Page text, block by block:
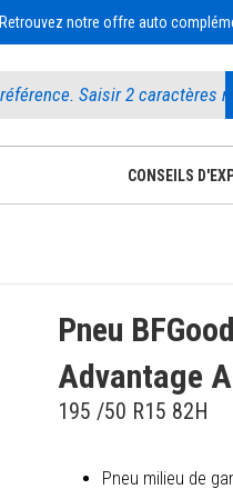
Retrouvez notre offre auto
CONSEILS
Pneu
Advantage
195 /50 R15 82H
Pneu milieu de